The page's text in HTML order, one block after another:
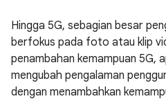
Hingga 5G, sebagian besar
berfokus pada foto atau klip
penambahan kemampuan 5G,
mengubah pengalaman
dengan menambahkan